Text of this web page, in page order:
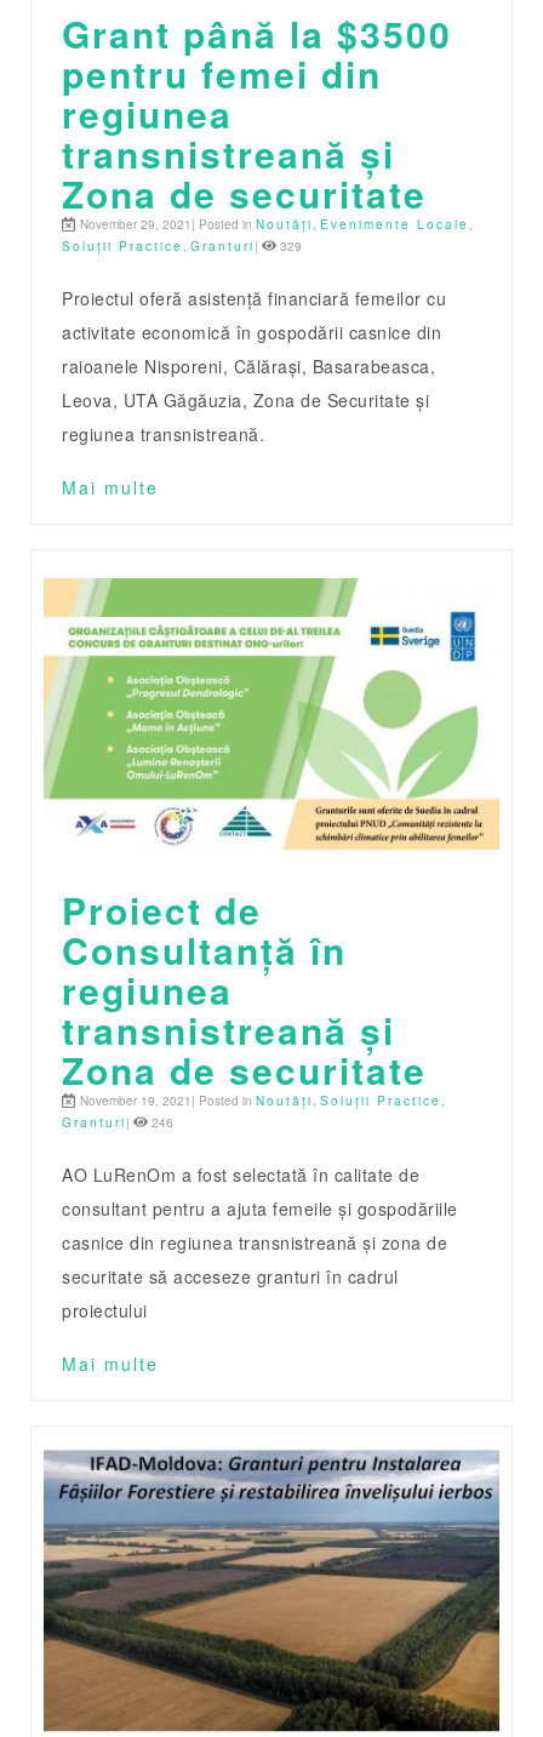
Grant până la $3500
pentru femei din
regiunea
transnistreană și
Zona de securitate
November 29, 2021| Posted in Noutăți , Evenimente Locale ,
Soluții Practice , Granturi | 329
Proiectul oferă asistență financiară femeilor cu
activitate economică în gospodării casnice din
raioanele Nisporeni, Călărași, Basarabeasca,
Leova, UTA Găgăuzia, Zona de Securitate și
regiunea transnistreană.
Mai multe
Proiect de
Consultanță în
regiunea
transnistreană și
Zona de securitate
November 19, 2021| Posted in Noutăți , Soluții Practice ,
Granturi | 246
AO LuRenOm a fost selectată în calitate de
consultant pentru a ajuta femeile și gospodăriile
casnice din regiunea transnistreană și zona de
securitate să acceseze granturi în cadrul
proiectului
Mai multe